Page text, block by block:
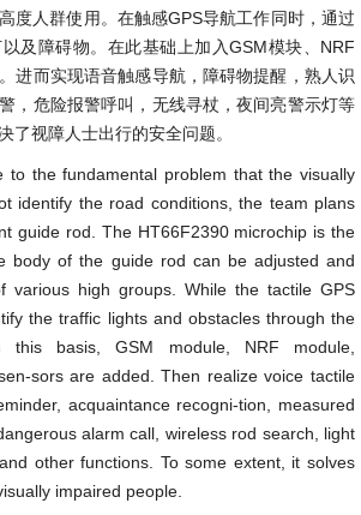
度人群使用。在触感GPS导航工作同时，通过
及障碍物。在此基础上加入GSM模块、NRF
进而实现语音触感导航，障碍物提醒，熟人识
，危险报警呼叫，无线寻杖，夜间亮警示灯等
了视障人士出行的安全问题。
to the fundamental problem that the visually
identify the road conditions, the team plans
guide rod. The HT66F2390 microchip is the
body of the guide rod can be adjusted and
various high groups. While the tactile GPS
the traffic lights and obstacles through the
this basis, GSM module, NRF module,
sors are added. Then realize voice tactile
acquaintance recogni-tion, measured
alarm call, wireless rod search, light
other functions. To some extent, it solves
impaired people.